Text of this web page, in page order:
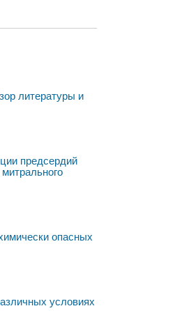
литературы и
предсердий
опасных
условиях